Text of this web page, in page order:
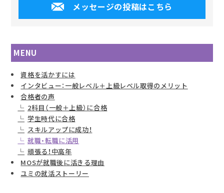
メッセージの投稿はこちら
MENU
資格を活かすには
インタビュー：一般レベル＋上級レベル取得のメリット
合格者の声
2科目（一般＋上級）に合格
学生時代に合格
スキルアップに成功！
就職・転職に活用
頑張る！中高年
MOSが就職後に活きる理由
ユミの就活ストーリー